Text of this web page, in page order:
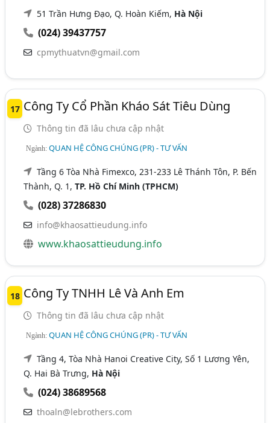
51 Trần Hưng Đạo, Q. Hoàn Kiếm, Hà Nội
(024) 39437757
cpmythuatvn@gmail.com
17 Công Ty Cổ Phần Kháo Sát Tiêu Dùng
Thông tin đã lâu chưa cập nhật
Ngành:QUAN HỆ CÔNG CHÚNG (PR) - TƯ VẤN
Tầng 6 Tòa Nhà Fimexco, 231-233 Lê Thánh Tôn, P. Bến
Thành, Q. 1,TP. Hồ Chí Minh (TPHCM)
(028) 37286830
info@khaosattieudung.info
www.khaosattieudung.info
18 Công Ty TNHH Lê Và Anh Em
Thông tin đã lâu chưa cập nhật
Ngành:QUAN HỆ CÔNG CHÚNG (PR) - TƯ VẤN
Tầng 4, Tòa Nhà Hanoi Creative City, Số 1 Lương Yên,
Q. Hai Bà Trưng, Hà Nội
(024) 38689568
thoaln@lebrothers.com